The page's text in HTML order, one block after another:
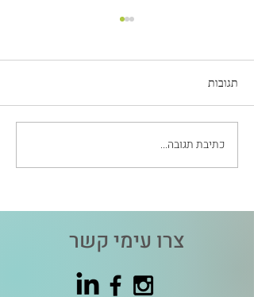
רגע איבחון אוטיזם: הרגע שבו
הכל משתנה
תגובות
כתיבת תגובה...
צרו עימי קשר